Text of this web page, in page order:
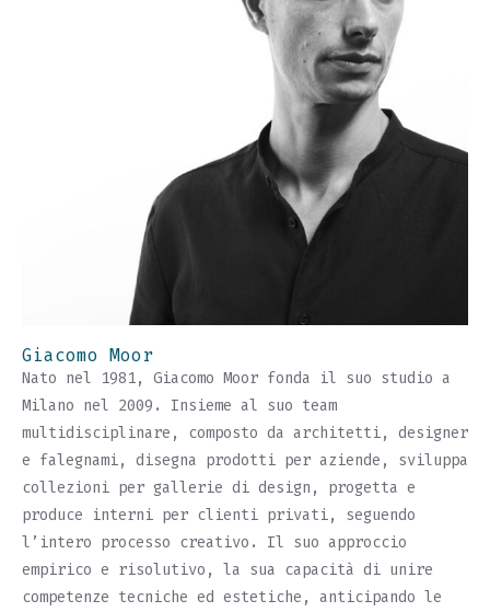
Giacomo Moor
Nato nel 1981, Giacomo Moor fonda il suo studio a
Milano nel 2009. Insieme al suo team
multidisciplinare, composto da architetti, designer
e falegnami, disegna prodotti per aziende, sviluppa
collezioni per gallerie di design, progetta e
produce interni per clienti privati, seguendo
l’intero processo creativo. Il suo approccio
empirico e risolutivo, la sua capacità di unire
competenze tecniche ed estetiche, anticipando le